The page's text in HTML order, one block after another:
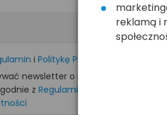
i Politykę Prywatności
newsletter o nowościach i
z Regulaminem
reklamą i